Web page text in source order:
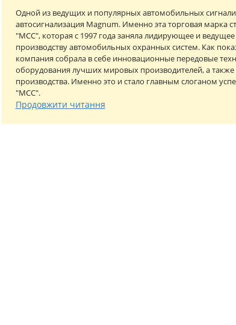
Одной из ведущих и популярных автомобильных
автосигнализация Magnum. Именно эта торговая марка
"МСС", которая с 1997 года заняла лидирующее и
производству автомобильных охранных систем. Как
компания собрала в себе инновационные передовые
оборудования лучших мировых производителей, а также
производства. Именно это и стало главным слоганом
"МСС".
Продовжити читання